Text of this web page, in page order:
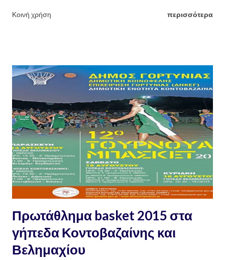
ψηφίζουμε το μέλλον της γεωργίας της Ελλάδας και του πλανήτη
Κοντοβάζαινα
Κοινή χρήση περισσότερα
Πρωτάθλημα basket 2015 στα
γήπεδα Κοντοβαζαίνης και
Βελημαχίου